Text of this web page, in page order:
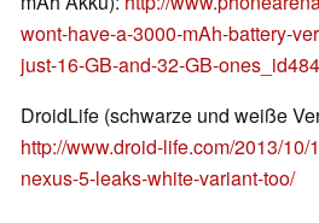
wont-have-a-3000-mAh-battery-
just-16-GB-and-32-GB-
DroidLife (schwarze und weiße
http://www.droid-life.com/2013/
nexus-5-leaks-white-variant-too/